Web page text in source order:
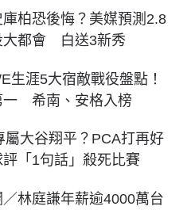
柏恐後悔？美媒預測2.8
大都會 白送3新秀
生涯5大宿敵戰役盤點！
一 希南、安格入榜
屬大谷翔平？PCA打再好
「1句話」殺死比賽
林庭謙年薪逾4000萬台